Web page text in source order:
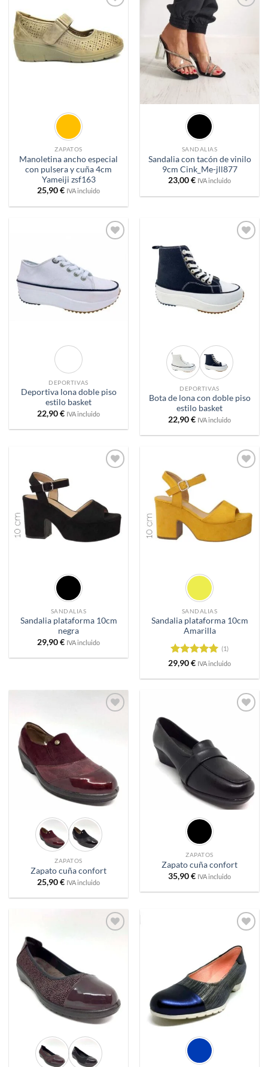
deseos
ZAPATOS
Manoletina ancho especial
con pulsera y cuña 4cm
Yameiji zsf163
25,90€ IVA incluido
SANDALIAS
Sandalia con tacón de vinilo
9cm Cink_Me-jll877
23,00€ IVA incluido
DEPORTIVAS
Deportiva lona doble piso
estilo basket
22,90€ IVA incluido
DEPORTIVAS
Bota de lona con doble piso
estilo basket
22,90€ IVA incluido
SANDALIAS
Sandalia plataforma 10cm
negra
29,90€ IVA incluido
SANDALIAS
Sandalia plataforma 10cm
Amarilla
Valorado
(1)
29,90€ IVA incluido
ZAPATOS
Zapato cuña confort
25,90€ IVA incluido
ZAPATOS
Zapato cuña confort
35,90€ IVA incluido
a
deseos